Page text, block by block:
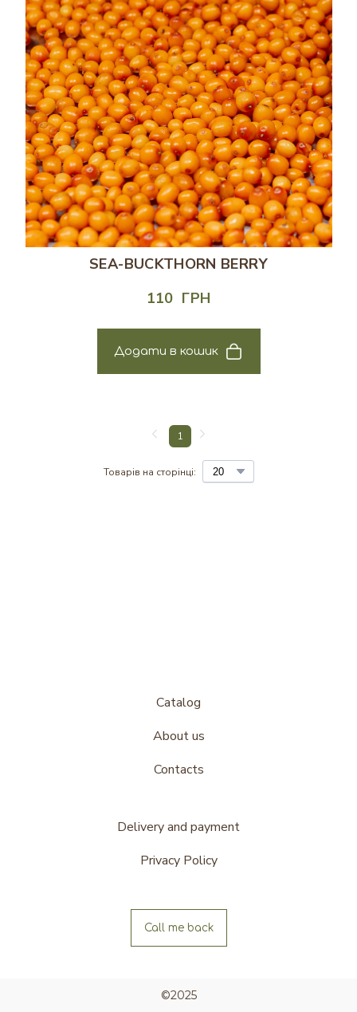
SEA-BUCKTHORN BERRY
110  ГРН
Додати в кошик
Товарів на сторінці:
1
Catalog
About us
Contacts
Delivery and payment
Privacy Policy
Call me back
©2025